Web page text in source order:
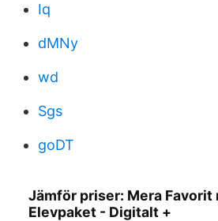
Iq
dMNy
wd
Sgs
goDT
Jämför priser: Mera Favorit
Elevpaket - Digitalt +